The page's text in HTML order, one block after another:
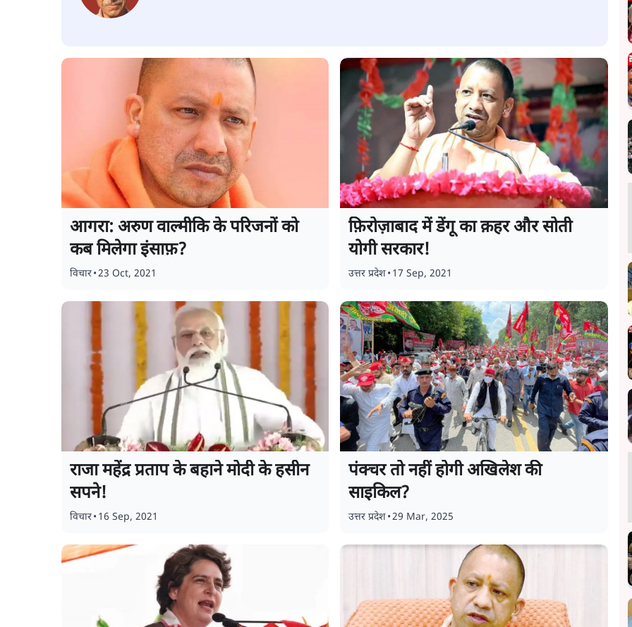
आगरा: अरुण वाल्मीकि के परिजनों को
कब मिलेगा इंसाफ़?
विचार•23 Oct, 2021
फ़िरोज़ाबाद में डेंगू का क़हर और सोती
योगी सरकार!
उत्तर प्रदेश• 17 Sep, 2021
राजा महेंद्र प्रताप के बहाने मोदी के हसीन
सपने!
विचार• 16 Sep, 2021
पंक्चर तो नहीं होगी अखिलेश की
साइकिल?
उत्तर प्रदेश•29 Mar, 2025